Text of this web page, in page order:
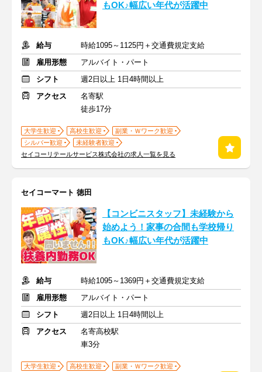
もOK♪幅広い年代が活躍中
給与
時給1095～1125円＋交通費規定支給
雇用形態
アルバイト・パート
シフト
週2日以上 1日4時間以上
アクセス
名寄駅
徒歩17分
大学生歓迎 高校生歓迎
副業・Ｗワーク歓迎
シルバー歓迎
未経験者歓迎
セイコーリテールサービス株式会社の求人一覧を見る
セイコーマート 徳田
【コンビニスタッフ】未経験から
始めよう！家事の合間も学校帰り
もOK♪幅広い年代が活躍中
給与
時給1095～1369円＋交通費規定支給
雇用形態
アルバイト・パート
シフト
週2日以上 1日4時間以上
アクセス
名寄高校駅
車3分
大学生歓迎 高校生歓迎
副業・Ｗワーク歓迎